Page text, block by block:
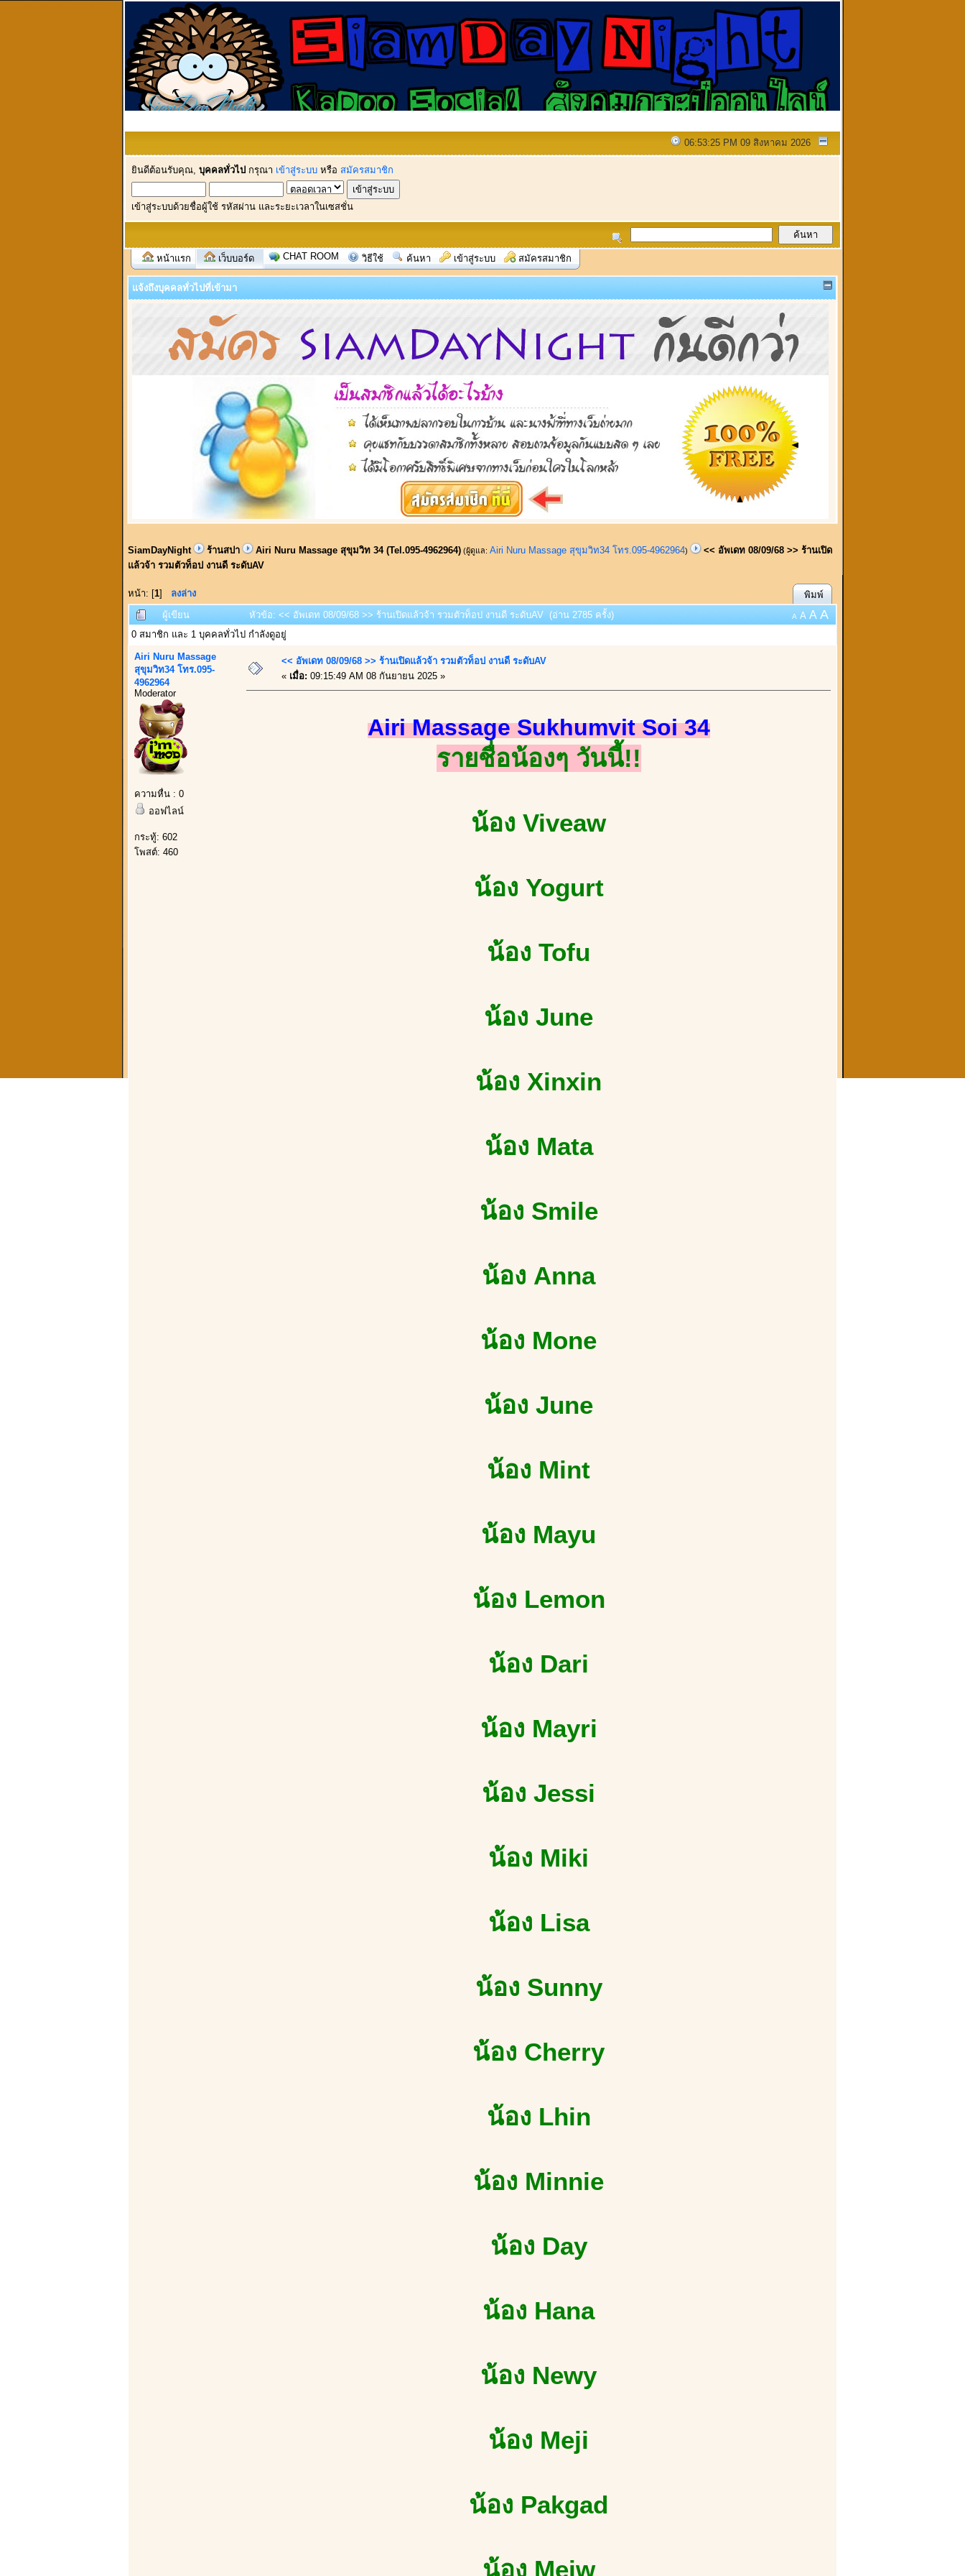
06:53:25 PM 09 สิงหาคม 2026
ยินดีต้อนรับคุณ, บุคคลทั่วไป กรุณา เข้าสู่ระบบ หรือ สมัครสมาชิก
เข้าสู่ระบบด้วยชื่อผู้ใช้ รหัสผ่าน และระยะเวลาในเซสชั่น
หน้าแรก เว็บบอร์ด CHAT ROOM วิธีใช้ ค้นหา เข้าสู่ระบบ สมัครสมาชิก
แจ้งถึงบุคคลทั่วไปที่เข้ามา
SiamDayNight ร้านสปา Airi Nuru Massage สุขุมวิท 34 (Tel.095-4962964) (ผู้ดูแล: Airi Nuru Massage สุขุมวิท34 โทร.095-4962964)
<< อัพเดท 08/09/68 >> ร้านเปิด
แล้วจ้า รวมตัวท็อป งานดี ระดับAV
หน้า: [1] ลงล่าง
พิมพ์
ผู้เขียน
หัวข้อ: << อัพเดท 08/09/68 >> ร้านเปิดแล้วจ้า รวมตัวท็อป งานดี ระดับAV (อ่าน 2785 ครั้ง) A A A A
0 สมาชิก และ 1 บุคคลทั่วไป กำลังดูอยู่
Airi Nuru Massage
สุขุมวิท34 โทร.095-
4962964
Moderator
ความหื่น : 0
ออฟไลน์
กระทู้: 602
โพสต์: 460
<< อัพเดท 08/09/68 >> ร้านเปิดแล้วจ้า รวมตัวท็อป งานดี ระดับAV
« เมื่อ: 09:15:49 AM 08 กันยายน 2025 »
Airi Massage Sukhumvit Soi 34
รายชื่อน้องๆ วันนี้!!
น้อง Viveaw
น้อง Yogurt
น้อง Tofu
น้อง June
น้อง Xinxin
น้อง Mata
น้อง Smile
น้อง Anna
น้อง Mone
น้อง June
น้อง Mint
น้อง Mayu
น้อง Lemon
น้อง Dari
น้อง Mayri
น้อง Jessi
น้อง Miki
น้อง Lisa
น้อง Sunny
น้อง Cherry
น้อง Lhin
น้อง Minnie
น้อง Day
น้อง Hana
น้อง Newy
น้อง Meji
น้อง Pakgad
น้อง Meiw